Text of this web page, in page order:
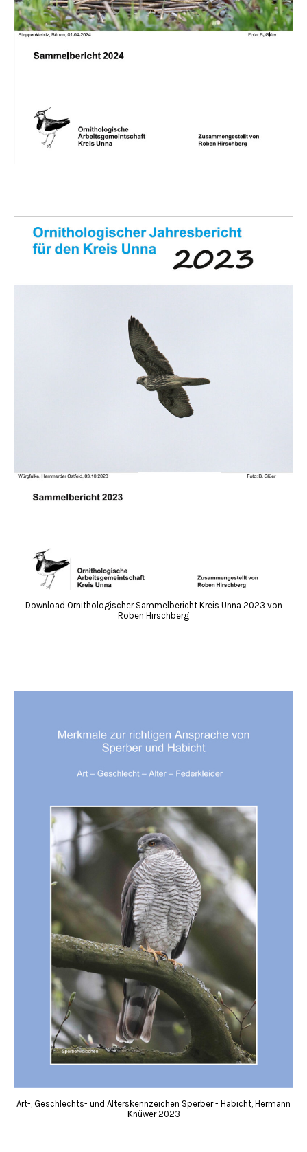
Download Ornithologischer Sammelbericht Kreis Unna 2023 von
Roben Hirschberg
Art-, Geschlechts- und Alterskennzeichen Sperber - Habicht, Hermann
Knüwer 2023